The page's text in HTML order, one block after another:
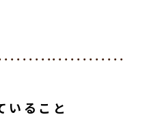
いること